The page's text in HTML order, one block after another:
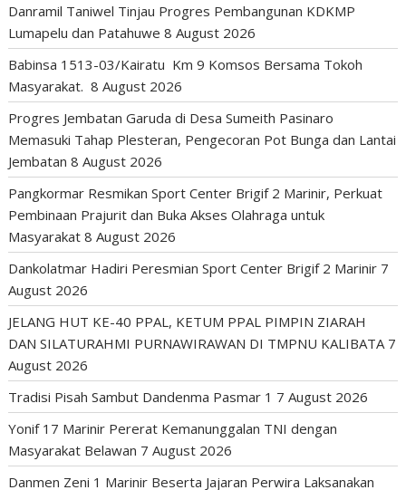
Danramil Taniwel Tinjau Progres Pembangunan KDKMP
Lumapelu dan Patahuwe 8 August 2026
Babinsa 1513-03/Kairatu Km 9 Komsos Bersama Tokoh
Masyarakat. 8 August 2026
Progres Jembatan Garuda di Desa Sumeith Pasinaro
Memasuki Tahap Plesteran, Pengecoran Pot Bunga dan Lantai
Jembatan 8 August 2026
Pangkormar Resmikan Sport Center Brigif 2 Marinir, Perkuat
Pembinaan Prajurit dan Buka Akses Olahraga untuk
Masyarakat 8 August 2026
Dankolatmar Hadiri Peresmian Sport Center Brigif 2 Marinir 7
August 2026
JELANG HUT KE-40 PPAL, KETUM PPAL PIMPIN ZIARAH
DAN SILATURAHMI PURNAWIRAWAN DI TMPNU KALIBATA 7
August 2026
Tradisi Pisah Sambut Dandenma Pasmar 1 7 August 2026
Yonif 17 Marinir Pererat Kemanunggalan TNI dengan
Masyarakat Belawan 7 August 2026
Danmen Zeni 1 Marinir Beserta Jajaran Perwira Laksanakan